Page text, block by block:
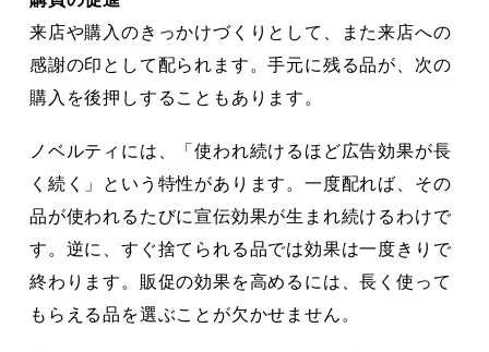
来店や購入のきっかけづくりとして、また来店への
感謝の印として配られます。手元に残る品が、次の
購入を後押しすることもあります。
ノベルティには、「使われ続けるほど広告効果が長
く続く」という特性があります。一度配れば、その
品が使われるたびに宣伝効果が生まれ続けるわけで
す。逆に、すぐ捨てられる品では効果は一度きりで
終わります。販促の効果を高めるには、長く使って
もらえる品を選ぶことが欠かせません。